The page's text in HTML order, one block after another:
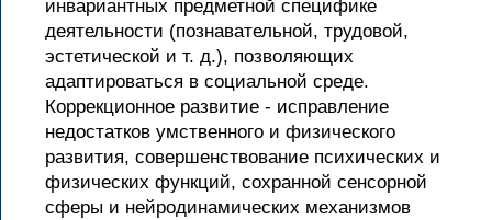
инвариантных предметной специфике
деятельности (познавательной, трудовой,
эстетической и т. д.), позволяющих
адаптироваться в социальной среде.
Коррекционное развитие - исправление
недостатков умственного и физического
развития, совершенствование психических и
физических функций, сохранной сенсорной
сферы и нейродинамических механизмов